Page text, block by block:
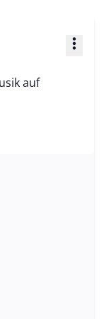
more_vert
auf